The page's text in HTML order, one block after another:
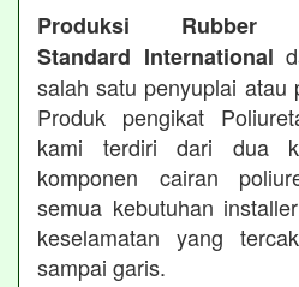
Produksi Rubber
Standard International
salah satu penyuplai atau
Produk pengikat
kami terdiri dari dua
komponen cairan
semua kebutuhan
keselamatan yang
sampai garis.